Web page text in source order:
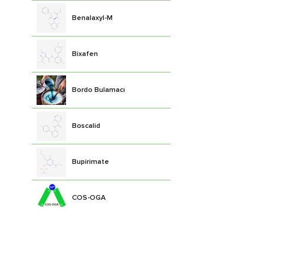
Benalaxyl-M
Bixafen
Bordo Bulamacı
Boscalid
Bupirimate
COS-OGA